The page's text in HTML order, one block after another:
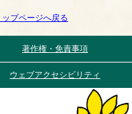
ップページへ戻る
著作権・免責事項
ウェブアクセシビリティ